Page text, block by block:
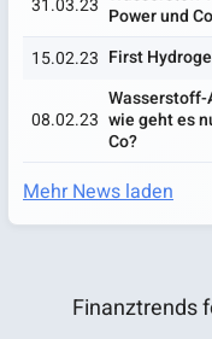
31.03.23 Power und
15.02.23 First
08.02.23
Wasserstoff-
wie geht es
Co?
Mehr News laden
Finanztrends